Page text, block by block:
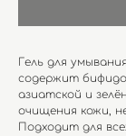
Гель для умывания
содержит
азиатской и
очищения кожи,
Подходит для